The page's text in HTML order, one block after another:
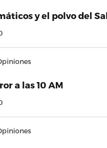
y el polvo del
a las 10 AM